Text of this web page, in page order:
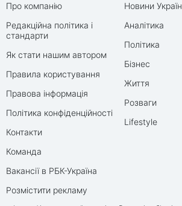
Про компанію
Редакційна політика і
стандарти
Як стати нашим автором
Правила користування
Правова інформація
Політика конфіденційності
Контакти
Команда
Вакансії в РБК-Україна
Розмістити рекламу
Новини
Аналітика
Політика
Бізнес
Життя
Розваги
Lifestyle